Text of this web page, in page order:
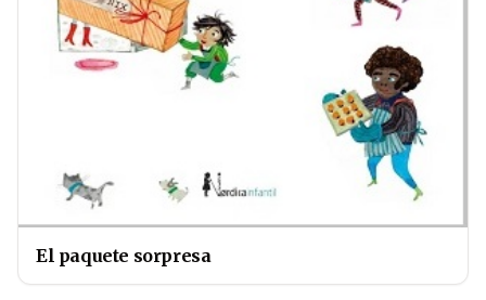
El paquete sorpresa